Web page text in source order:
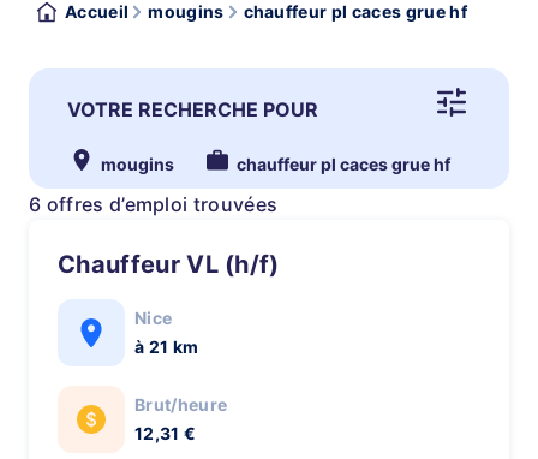
Accueil mougins chauffeur pl caces grue hf
VOTRE RECHERCHE POUR
mougins chauffeur pl caces grue hf
6 offres d’emploi trouvées
Chauffeur VL (h/f)
Nice
à 21 km
Brut/heure
12,31 €